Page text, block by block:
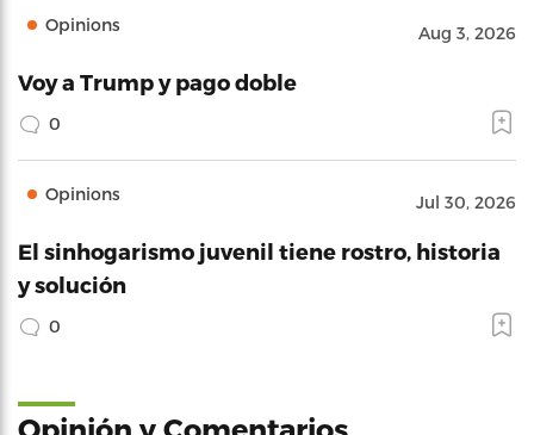
Opinions Aug 3, 2026
Voy a Trump y pago doble
0
Opinions Jul 30, 2026
El sinhogarismo juvenil tiene rostro, historia
y solución
0
Opinión y Comentarios